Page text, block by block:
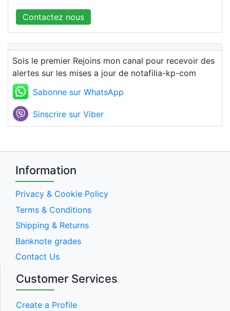
Contactez nous
Sois le premier Rejoins mon canal pour recevoir des
alertes sur les mises a jour de notafilia-kp-com
Sabonne sur WhatsApp
Sinscrire sur Viber
Information
Privacy & Cookie Policy
Terms & Conditions
Shipping & Returns
Banknote grades
Contact Us
Customer Services
Create a Profile